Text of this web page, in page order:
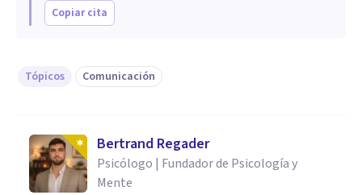
Copiar cita
Tópicos Comunicación
Bertrand Regader
Psicólogo | Fundador de Psicología y
Mente